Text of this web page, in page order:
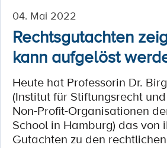
04. Mai 2022
Rechtsgutachten
kann aufgelöst
Heute hat Professorin Dr.
(Institut für Stiftungsrecht
Non-Profit-Organisationen
School in Hamburg) das von
Gutachten zu den